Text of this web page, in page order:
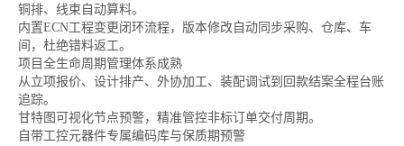
铜排、线束自动算料。
内置ECN工程变更闭环流程，版本修改自动同步采购、仓库、车
间，杜绝错料返工。
项目全生命周期管理体系成熟
从立项报价、设计排产、外协加工、装配调试到回款结案全程台账
追踪。
甘特图可视化节点预警，精准管控非标订单交付周期。
自带工控元器件专属编码库与保质期预警